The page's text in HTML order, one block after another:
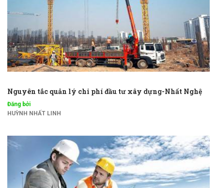
Nguyên tắc quản lý chi phí đầu tư xây dựng-Nhất Nghệ
Đăng bởi
HUỲNH NHẤT LINH